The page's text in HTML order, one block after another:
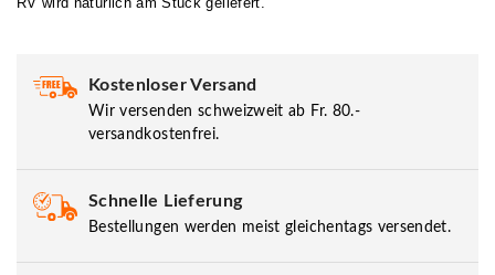
Kostenloser Versand
Wir versenden schweizweit ab Fr. 80.-
versandkostenfrei.
Schnelle Lieferung
Bestellungen werden meist gleichentags versendet.